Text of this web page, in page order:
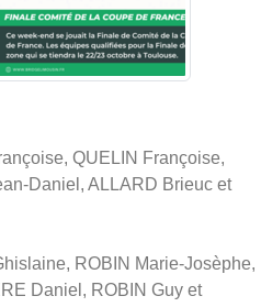
QUELIN Françoise,
Daniel, ALLARD Brieuc et
ROBIN Marie-Josèphe,
Daniel, ROBIN Guy et